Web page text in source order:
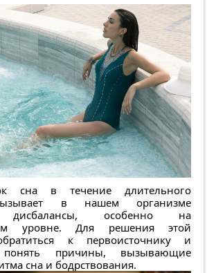
сна в течение длительного
в нашем организме
дисбалансы, особенно на
уровне. Для решения этой
к первоисточнику и
понять причины, вызывающие
сна и бодрствования.